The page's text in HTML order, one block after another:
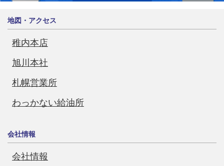
地図・アクセス
稚内本店
旭川本社
札幌営業所
わっかない給油所
会社情報
会社情報